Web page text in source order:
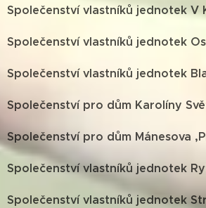
Společenství vlastníků jednotek V
Společenství vlastníků jednotek
Společenství vlastníků jednotek
Společenství pro dům Karolíny
Společenství pro dům Mánesova
Společenství vlastníků jednotek
Společenství vlastníků jednotek